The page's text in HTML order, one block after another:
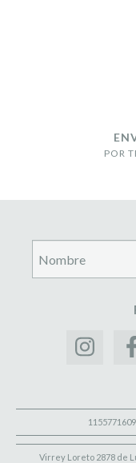
POR
1155771609
Virrey Loreto 2878 de